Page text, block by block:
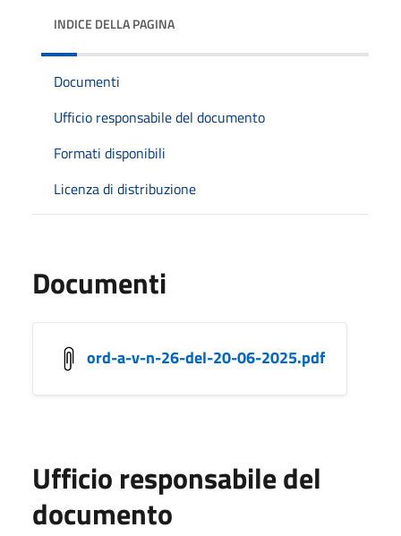
INDICE DELLA PAGINA
Documenti
Ufficio responsabile del documento
Formati disponibili
Licenza di distribuzione
Documenti
ord-a-v-n-26-del-20-06-2025.pdf
Ufficio responsabile del
documento